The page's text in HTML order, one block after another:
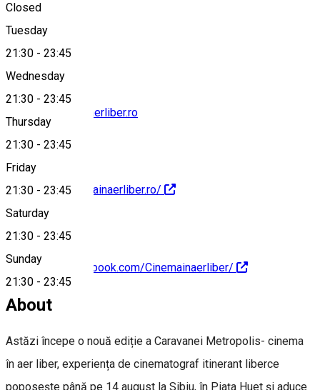
Closed
Tuesday
21:30 - 23:45
Wednesday
21:30 - 23:45
Thursday
21:30 - 23:45
Friday
21:30 - 23:45
Saturday
21:30 - 23:45
Sunday
21:30 - 23:45
Map
presa@cinemainaerliber.ro
http://www.cinemainaerliber.ro/
https://www.facebook.com/Cinemainaerliber/
About
Astăzi începe o nouă ediție a Caravanei Metropolis- cinema
în aer liber, experiența de cinematograf itinerant liberce
poposește până pe 14 august la Sibiu, în Piața Huet și aduce